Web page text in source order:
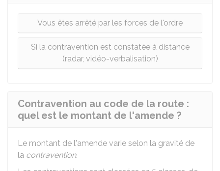
Vous êtes arrêté par les forces de l'ordre
Si la contravention est constatée à distance
(radar, vidéo-verbalisation)
Contravention au code de la route :
quel est le montant de l'amende ?
Le montant de l'amende varie selon la gravité de
la contravention.